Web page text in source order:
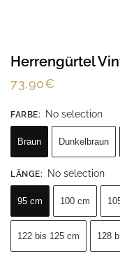
Herrengürtel
73,90€
FARBE: No selection
Braun Dunkelbraun
LÄNGE: No selection
95 cm 100 cm
122 bis 125 cm 128